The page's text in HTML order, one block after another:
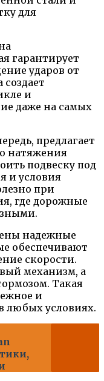
для
гарантирует
ударов от
и
даже на самых
предлагает
натяжения
подвеску под
и условия
при
где дорожные
надежные
обеспечивают
скорости.
механизм, а
Такая
и
любых условиях.